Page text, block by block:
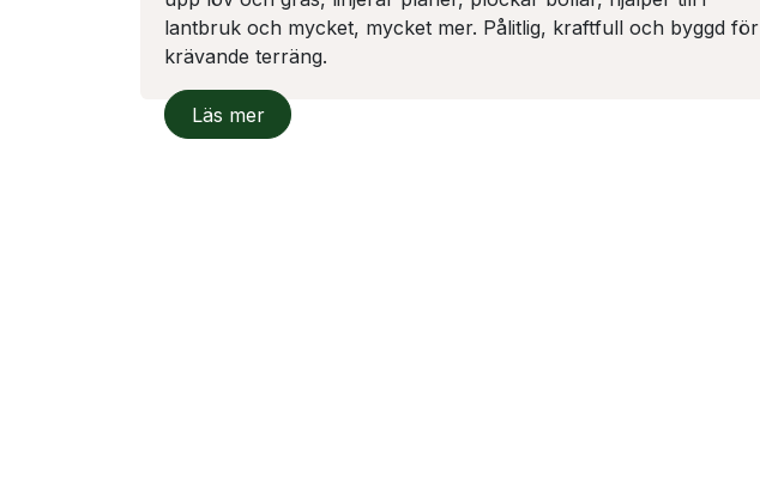
lantbruk och mycket, mycket mer. Pålitlig, kraftfull och byggd för
krävande terräng.
​Läs mer